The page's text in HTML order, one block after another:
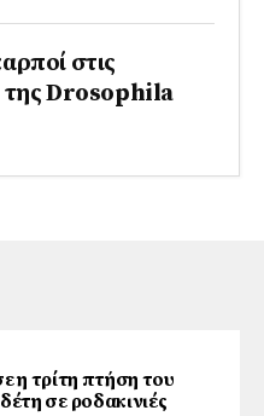
στις
της Drosophila
η τρίτη πτήση του
σε ροδακινιές